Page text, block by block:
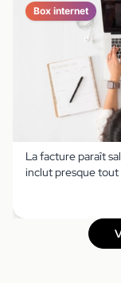
Box internet
La facture paraît
inclut presque tout